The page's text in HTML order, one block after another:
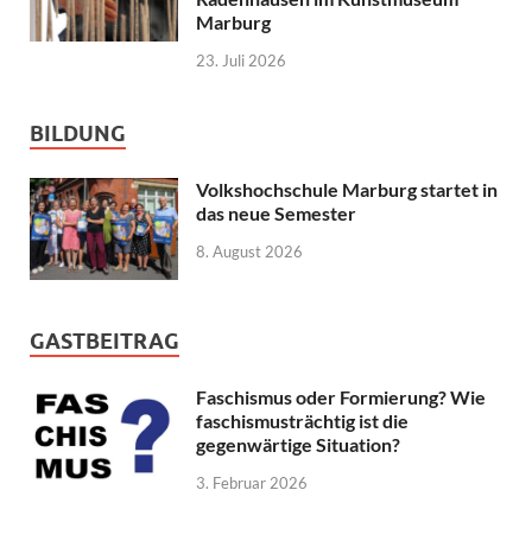
Marburg
23. Juli 2026
BILDUNG
Volkshochschule Marburg startet in
das neue Semester
8. August 2026
GASTBEITRAG
Faschismus oder Formierung? Wie
faschismusträchtig ist die
gegenwärtige Situation?
3. Februar 2026